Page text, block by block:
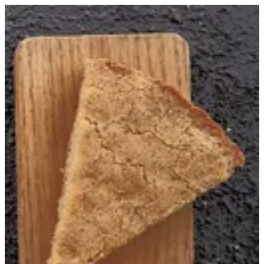
Sign in
بسبوسه ساده | Healthy Hub